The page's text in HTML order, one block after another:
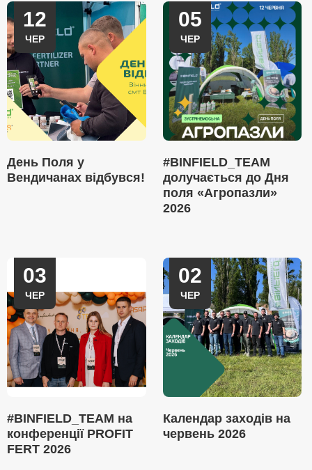
12
ЧЕР
День Поля у
Вендичанах відбувся!
05
ЧЕР
#BINFIELD_TEAM
долучається до Дня
поля «Агропазли»
2026
03
ЧЕР
#BINFIELD_TEAM на
конференції PROFIT
FERT 2026
02
ЧЕР
Календар заходів на
червень 2026